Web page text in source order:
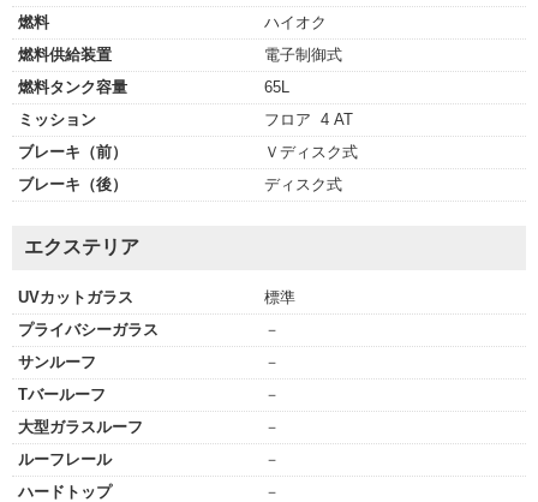
燃料
ハイオク
燃料供給装置
電子制御式
燃料タンク容量
65L
ミッション
フロア 4 AT
ブレーキ（前）
Ｖディスク式
ブレーキ（後）
ディスク式
エクステリア
UVカットガラス
標準
プライバシーガラス
－
サンルーフ
－
Tバールーフ
－
大型ガラスルーフ
－
ルーフレール
－
ハードトップ
－